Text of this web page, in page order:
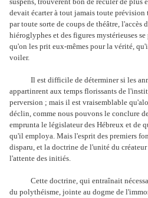
devait écarter à tout jamais toute
par toute sorte de coups de théâtre, l'accès
hiéroglyphes et des figures mystérieuses
qu'on les prit eux-mêmes pour la vérité,
voiler.
Il est difficile de déterminer si les
appartinrent aux temps florissants de
perversion ; mais il est vraisemblable
déclin, comme nous pouvons le conclure
emprunta le législateur des Hébreux et de
qu'il employa. Mais l'esprit des premiers
disparu, et la doctrine de l'unité du
l'attente des initiés.
Cette doctrine, qui entraînait
du polythéisme, jointe au dogme de